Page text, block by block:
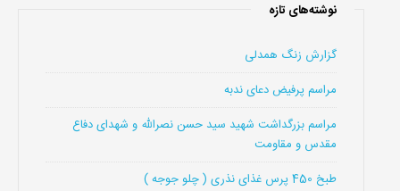
نوشته‌های تازه
گزارش زنگ همدلی
مراسم پرفیض دعای ندبه
مراسم بزرگداشت شهید سید حسن نصرالله و شهدای دفاع
مقدس و مقاومت
طبخ 450 پرس غذای نذری ( چلو جوجه )